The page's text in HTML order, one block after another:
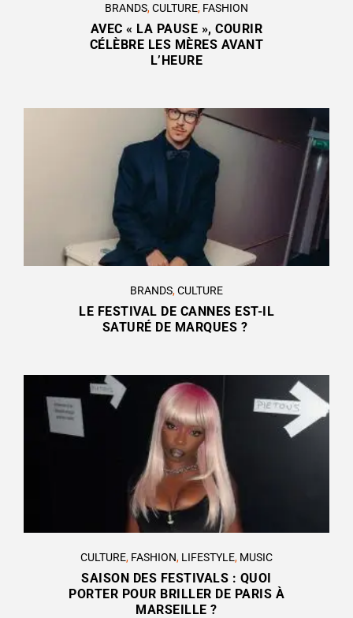
BRANDS,CULTURE, FASHION
AVEC « LA PAUSE », COURIR
CÉLÈBRE LES MÈRES AVANT
L’HEURE
BRANDS,CULTURE
LE FESTIVAL DE CANNES EST-IL
SATURÉ DE MARQUES ?
CULTURE, FASHION, LIFESTYLE, MUSIC
SAISON DES FESTIVALS : QUOI
PORTER POUR BRILLER DE PARIS À
MARSEILLE ?